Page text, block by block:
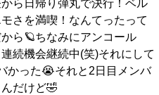
ら日帰り弾丸で決行！ベル
さを満喫！なんてったって
ら🪐ちなみにアンコール
続機会継続中(笑)それにして
かった😭それと2日目メンバ
だけど🤣